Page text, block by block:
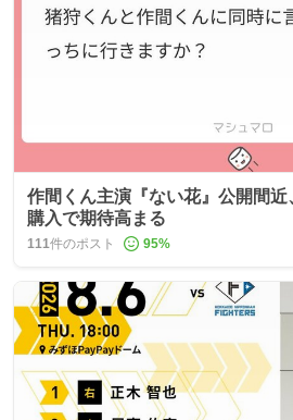
作間くん主演『ない花』公開間
購入で期待高まる
111件のポスト 95%